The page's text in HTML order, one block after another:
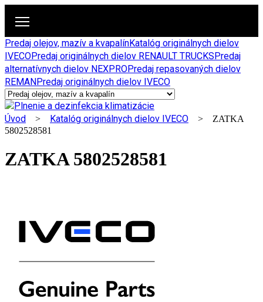
Predaj olejov, mazív a kvapalínKatalóg originálnych dielov
IVECOPredaj originálnych dielov RENAULT TRUCKSPredaj
alternatívnych dielov NEXPROPredaj repasovaných dielov
REMANPredaj originálnych dielov IVECO
Úvod > Katalóg originálnych dielov IVECO > ZATKA
5802528581
ZATKA 5802528581